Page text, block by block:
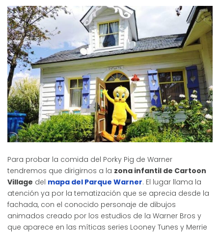
Para probar la comida del Porky Pig de Warner
tendremos que dirigirnos a la zona infantil de Cartoon
Village del mapa del Parque Warner. El lugar llama la
atención ya por la tematización que se aprecia desde la
fachada, con el conocido personaje de dibujos
animados creado por los estudios de la Warner Bros y
que aparece en las míticas series Looney Tunes y Merrie